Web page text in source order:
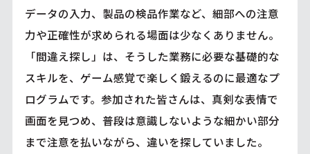
データの入力、製品の検品作業など、細部への注意
力や正確性が求められる場面は少なくありません。
「間違え探し」は、そうした業務に必要な基礎的な
スキルを、ゲーム感覚で楽しく鍛えるのに最適なプ
ログラムです。参加された皆さんは、真剣な表情で
画面を見つめ、普段は意識しないような細かい部分
まで注意を払いながら、違いを探していました。